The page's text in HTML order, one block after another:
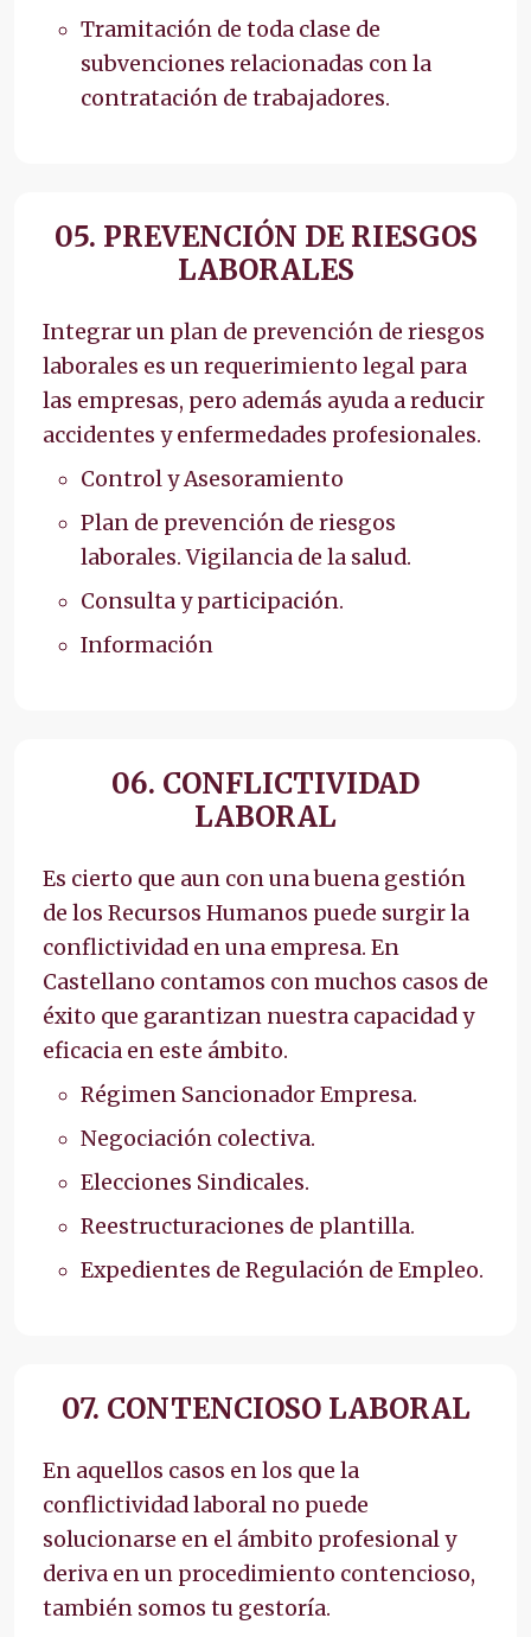
Tramitación de toda clase de
subvenciones relacionadas con la
contratación de trabajadores.
05. PREVENCIÓN DE RIESGOS
LABORALES
Integrar un plan de prevención de riesgos
laborales es un requerimiento legal para
las empresas, pero además ayuda a reducir
accidentes y enfermedades profesionales.
Control y Asesoramiento
Plan de prevención de riesgos
laborales. Vigilancia de la salud.
Consulta y participación.
Información
06. CONFLICTIVIDAD
LABORAL
Es cierto que aun con una buena gestión
de los Recursos Humanos puede surgir la
conflictividad en una empresa. En
Castellano contamos con muchos casos de
éxito que garantizan nuestra capacidad y
eficacia en este ámbito.
Régimen Sancionador Empresa.
Negociación colectiva.
Elecciones Sindicales.
Reestructuraciones de plantilla.
Expedientes de Regulación de Empleo.
07. CONTENCIOSO LABORAL
En aquellos casos en los que la
conflictividad laboral no puede
solucionarse en el ámbito profesional y
deriva en un procedimiento contencioso,
también somos tu gestoría.